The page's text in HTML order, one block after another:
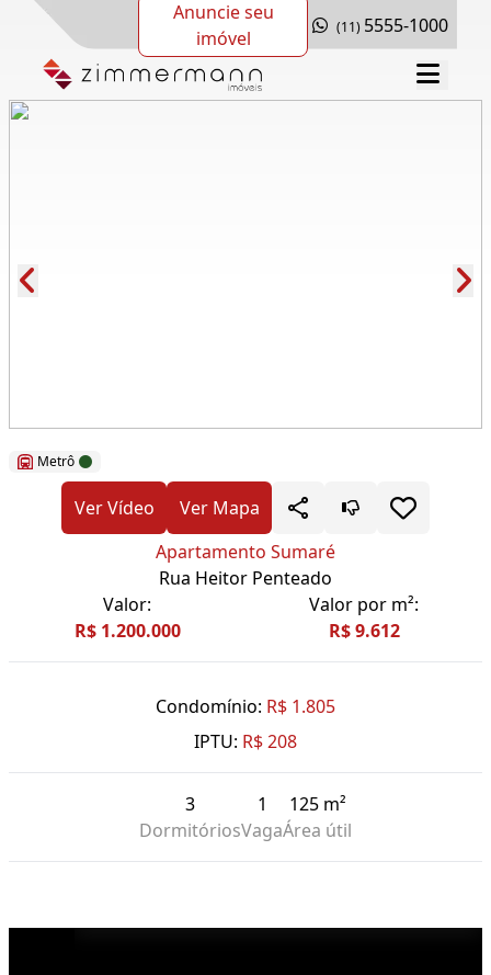
Anuncie seu
imóvel
(11) 5555-1000
Metrô
Ver Vídeo
Ver Mapa
Apartamento Sumaré
Rua Heitor Penteado
Valor:
R$ 1.200.000
Valor por m²:
R$ 9.612
Condomínio: R$ 1.805
IPTU: R$ 208
3
Dormitórios
1
Vaga
125 m²
Área útil